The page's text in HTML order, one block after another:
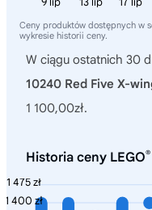
Ceny produktów dostępnych w
wykresie historii ceny.
W ciągu ostatnich 30
10240 Red Five X-
1 100,00zł.
Historia ceny LEGO®
1 475 zł
1 400 zł